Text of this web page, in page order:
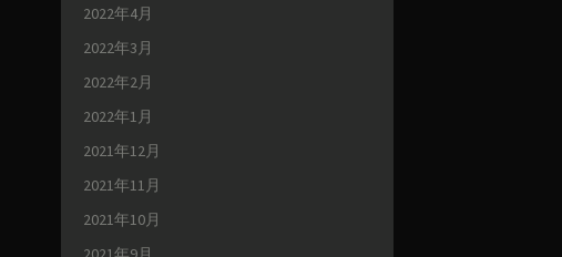
2022年4月
2022年3月
2022年2月
2022年1月
2021年12月
2021年11月
2021年10月